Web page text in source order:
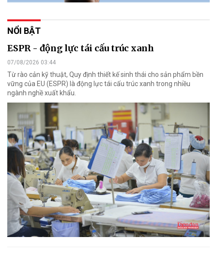
NỔI BẬT
ESPR - động lực tái cấu trúc xanh
07/08/2026 03:44
Từ rào cản kỹ thuật, Quy định thiết kế sinh thái cho sản phẩm bền
vững của EU (ESPR) là động lực tái cấu trúc xanh trong nhiều
ngành nghề xuất khẩu.